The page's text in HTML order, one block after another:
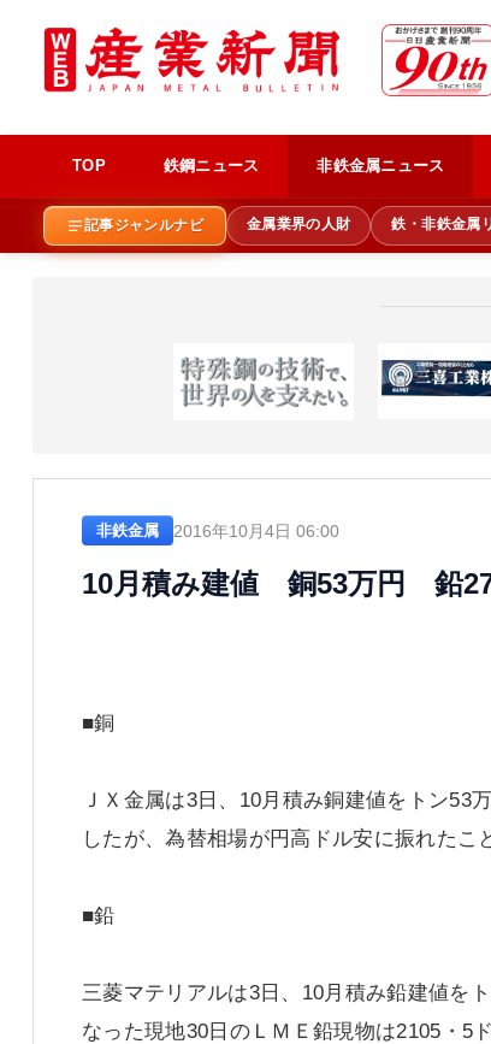
TOP 鉄鋼ニュース 非鉄金属ニュース
記事ジャンルナビ 金属業界の人財 鉄・非鉄金属
非鉄金属 2016年10月4日 06:00
10月積み建値 銅53万円 鉛
■銅
ＪＸ金属は3日、10月積み銅建値をトン53
したが、為替相場が円高ドル安に振れたこ
■鉛
三菱マテリアルは3日、10月積み鉛建値を
なった現地30日のＬＭＥ鉛現物は2105・5